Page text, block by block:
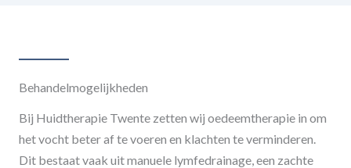
Behandelmogelijkheden
Bij Huidtherapie Twente zetten wij oedeemtherapie in om
het vocht beter af te voeren en klachten te verminderen.
Dit bestaat vaak uit manuele lymfedrainage, een zachte